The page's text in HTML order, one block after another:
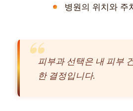
병원의 위치와 주
피부과 선택은 내 피부
한 결정입니다.